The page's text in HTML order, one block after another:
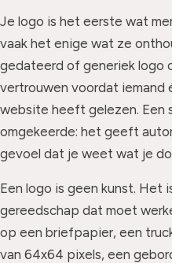
Je logo is het eerste wat
vaak het enige wat ze
gedateerd of generiek logo
vertrouwen voordat iemand
website heeft gelezen. Een
omgekeerde: het geeft
gevoel dat je weet wat je
Een logo is geen kunst. Het
gereedschap dat moet
op een briefpapier, een
van 64x64 pixels, een